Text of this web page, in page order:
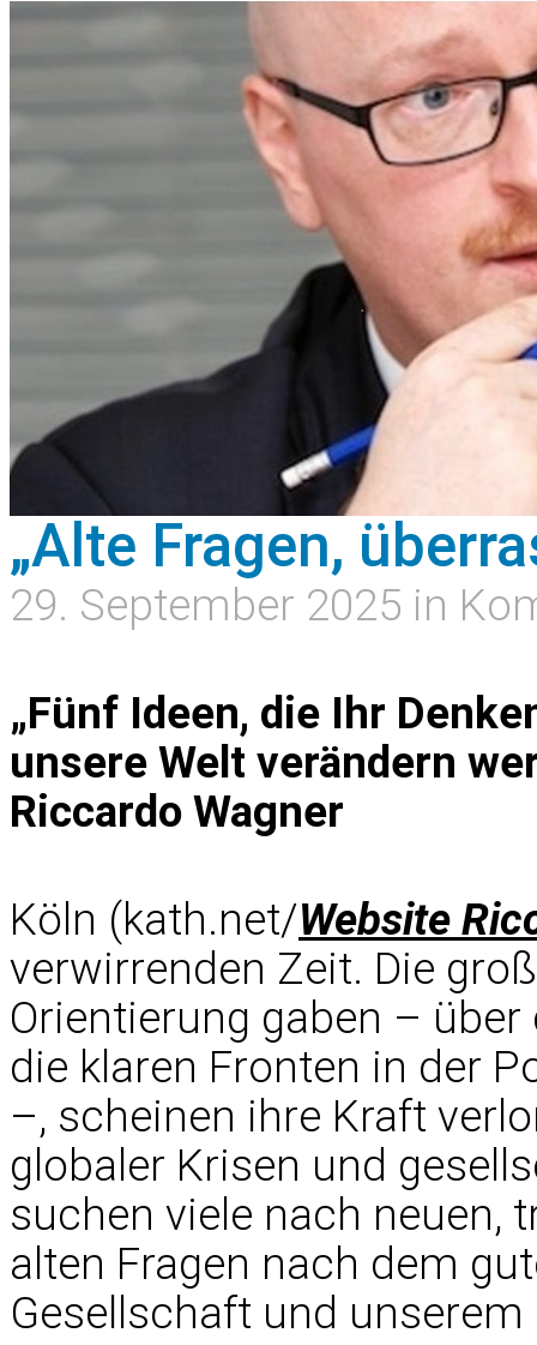
„Alte Fragen,
29. September 2025 in
„Fünf Ideen, die Ihr
unsere Welt verändern
Riccardo Wagner
Köln (kath.net/Website
verwirrenden Zeit. Die
Orientierung gaben –
die klaren Fronten in der
–, scheinen ihre Kraft
globaler Krisen und
suchen viele nach neuen,
alten Fragen nach dem
Gesellschaft und